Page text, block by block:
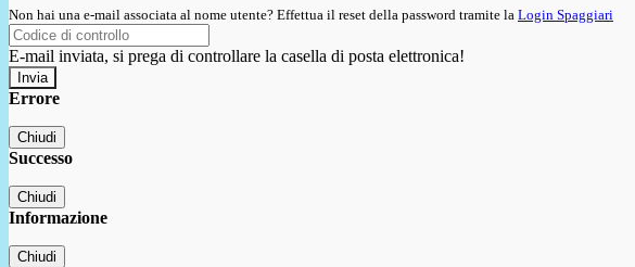
Non hai una e-mail associata al nome utente? Effettua il reset della password tramite la Login Spaggiari
E-mail inviata, si prega di controllare la casella di posta elettronica!
Errore
Chiudi
Successo
Chiudi
Informazione
Chiudi